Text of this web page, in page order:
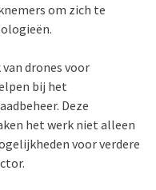
om zich te
drones voor
bij het
Deze
het werk niet alleen
voor verdere